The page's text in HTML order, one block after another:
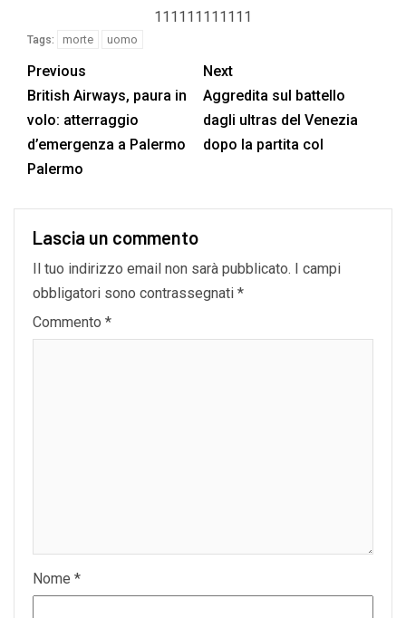
111111111111
Tags: morte uomo
Previous
British Airways, paura in
volo: atterraggio
d’emergenza a Palermo
Next
Aggredita sul battello
dagli ultras del Venezia
dopo la partita col
Palermo
Lascia un commento
Il tuo indirizzo email non sarà pubblicato. I campi
obbligatori sono contrassegnati *
Commento *
Nome *